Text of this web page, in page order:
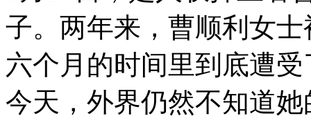
子。两年来，曹顺利女
六个月的时间里到底遭
今天，外界仍然不知道